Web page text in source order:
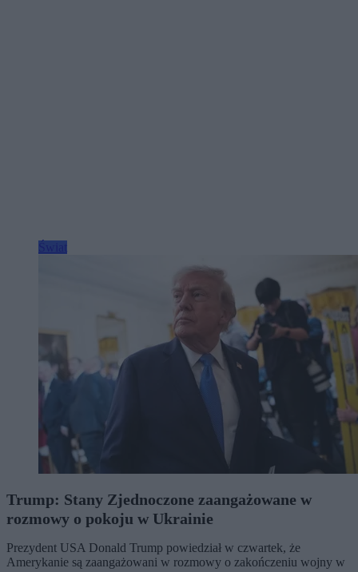
Trump: Stany Zjednoczone zaangażowane w
rozmowy o pokoju w Ukrainie
Prezydent USA Donald Trump powiedział w czwartek, że
Amerykanie są zaangażowani w rozmowy o zakończeniu wojny w